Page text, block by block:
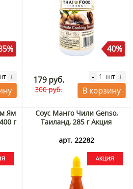
+
40%
179 руб.
300 руб.
- шт +
В корзину
Ям
г
Соус Манго Чили Genso,
Таиланд, 285 г Акция
арт. 22282